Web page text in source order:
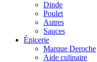
Dinde
Poulet
Autres
Sauces
Épicerie
Marque Deroche
Aide culinaire